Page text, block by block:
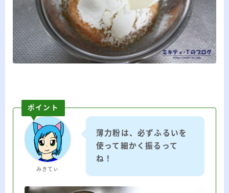
ポイント
みきてぃ
薄力粉は、必ずふるいを
使って細かく振るって
ね！